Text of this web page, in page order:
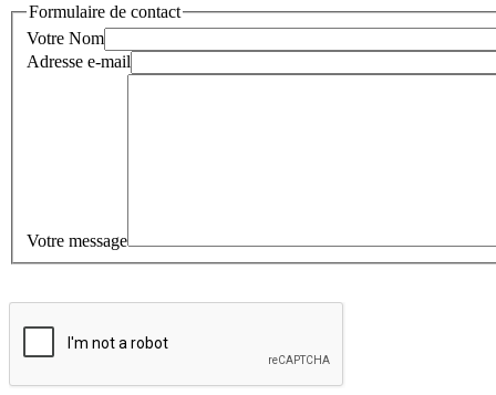
Formulaire de contact
Votre Nom
Adresse e-mail
Votre message